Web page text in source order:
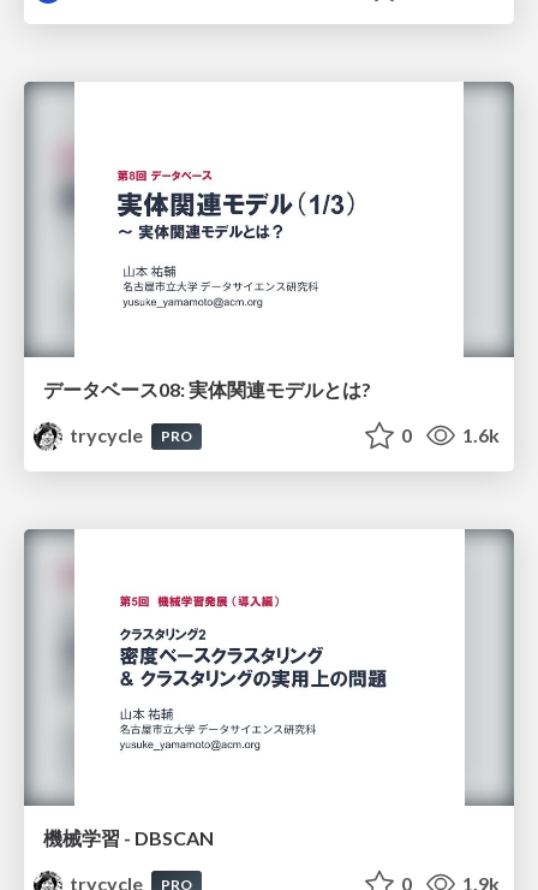
データベース08: 実体関連モデルとは?
trycycle
PRO 0 1.6k
機械学習 - DBSCAN
trycycle
PRO 0 1.9k